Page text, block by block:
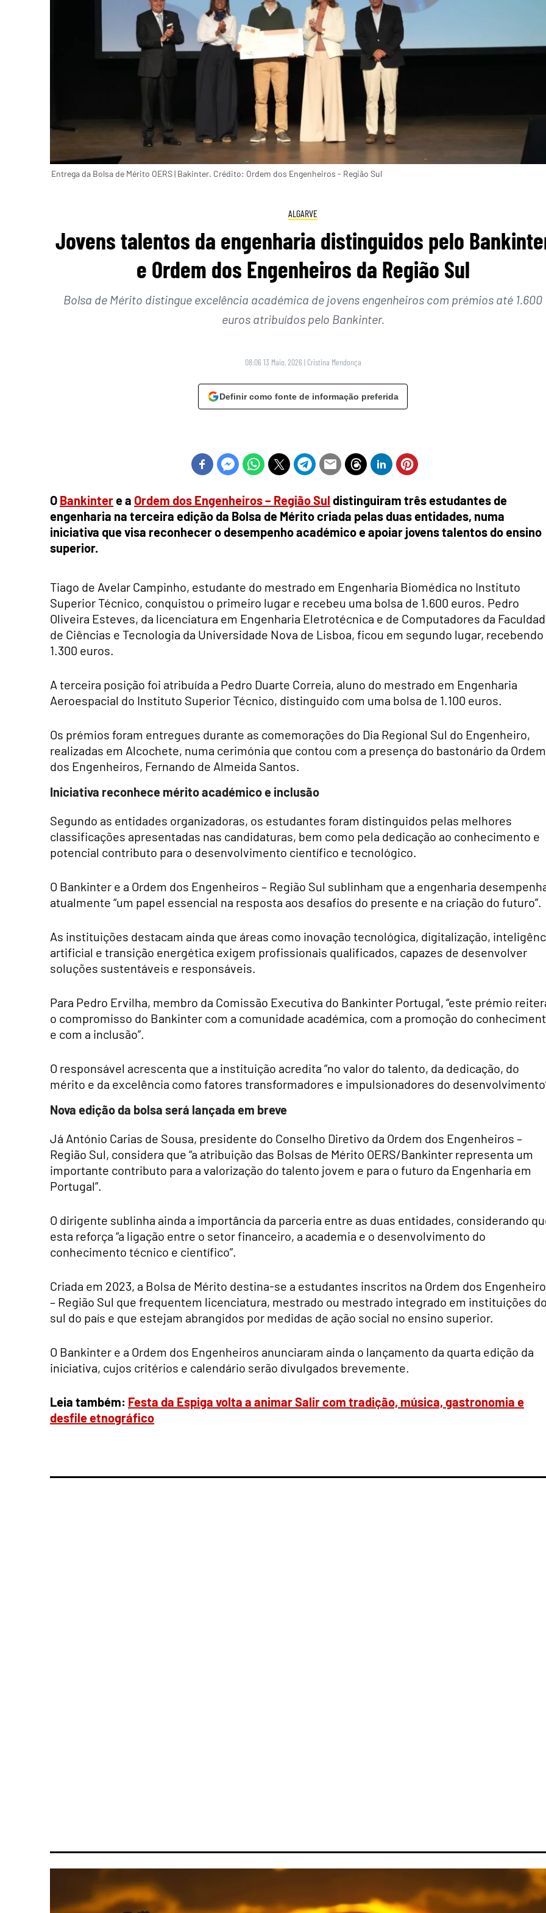
Entrega da Bolsa de Mérito OERS | Bakinter. Crédito: Ordem dos Engenheiros - Região Sul
ALGARVE
Jovens talentos da engenharia distinguidos pelo
e Ordem dos Engenheiros da Região Sul
Bolsa de Mérito distingue excelência académica de jovens engenheiros com prémios até 1.600
euros atribuídos pelo Bankinter.
08:06 13 Maio, 2026 | Cristina Mendonça
Definir como fonte de informação preferida
O Bankintere a Ordem dos Engenheiros – Região Sul distinguiram três estudantes de
engenharia na terceira edição da Bolsa de Mérito criada pelas duas entidades, numa
iniciativa que visa reconhecer o desempenho académico e apoiar jovens talentos do ensino
superior.
Tiago de Avelar Campinho, estudante do mestrado em Engenharia Biomédica no Instituto
Superior Técnico, conquistou o primeiro lugar e recebeu uma bolsa de 1.600 euros. Pedro
Oliveira Esteves, da licenciatura em Engenharia Eletrotécnica e de Computadores da
de Ciências e Tecnologia da Universidade Nova de Lisboa, ficou em segundo lugar, recebendo
1.300 euros.
A terceira posição foi atribuída a Pedro Duarte Correia, aluno do mestrado em Engenharia
Aeroespacial do Instituto Superior Técnico, distinguido com uma bolsa de 1.100 euros.
Os prémios foram entregues durante as comemorações do Dia Regional Sul do Engenheiro,
realizadas em Alcochete, numa cerimónia que contou com a presença do bastonário da Ordem
dos Engenheiros, Fernando de Almeida Santos.
Iniciativa reconhece mérito académico e inclusão
Segundo as entidades organizadoras, os estudantes foram distinguidos pelas melhores
classificações apresentadas nas candidaturas, bem como pela dedicação ao conhecimento e
potencial contributo para o desenvolvimento científico e tecnológico.
O Bankinter e a Ordem dos Engenheiros – Região Sul sublinham que a engenharia
atualmente “um papel essencial na resposta aos desafios do presente e na criação do futuro”.
As instituições destacam ainda que áreas como inovação tecnológica, digitalização,
artificial e transição energética exigem profissionais qualificados, capazes de desenvolver
soluções sustentáveis e responsáveis.
Para Pedro Ervilha, membro da Comissão Executiva do Bankinter Portugal, “este prémio
o compromisso do Bankinter com a comunidade académica, com a promoção do
e com a inclusão”.
O responsável acrescenta que a instituição acredita “no valor do talento, da dedicação, do
mérito e da excelência como fatores transformadores e impulsionadores do
Nova edição da bolsa será lançada em breve
Já António Carias de Sousa, presidente do Conselho Diretivo da Ordem dos Engenheiros –
Região Sul, considera que “a atribuição das Bolsas de Mérito OERS/Bankinter representa um
importante contributo para a valorização do talento jovem e para o futuro da Engenharia em
Portugal”.
O dirigente sublinha ainda a importância da parceria entre as duas entidades, considerando
esta reforça “a ligação entre o setor financeiro, a academia e o desenvolvimento do
conhecimento técnico e científico”.
Criada em 2023, a Bolsa de Mérito destina-se a estudantes inscritos na Ordem dos
– Região Sul que frequentem licenciatura, mestrado ou mestrado integrado em instituições do
sul do país e que estejam abrangidos por medidas de ação social no ensino superior.
O Bankinter e a Ordem dos Engenheiros anunciaram ainda o lançamento da quarta edição da
iniciativa, cujos critérios e calendário serão divulgados brevemente.
Leia também: Festa da Espiga volta a animar Salir com tradição, música, gastronomia e
desfile etnográfico